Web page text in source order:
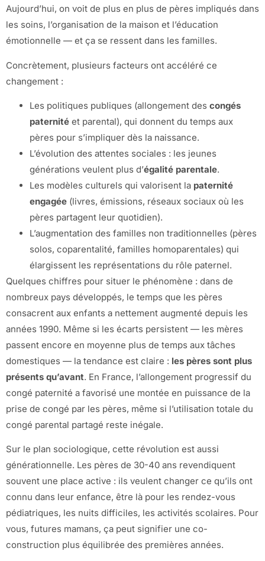
Aujourd’hui, on voit de plus en plus de pères impliqués dans
les soins, l’organisation de la maison et l’éducation
émotionnelle — et ça se ressent dans les familles.
Concrètement, plusieurs facteurs ont accéléré ce
changement :
Les politiques publiques (allongement des congés
paternité et parental), qui donnent du temps aux
pères pour s’impliquer dès la naissance.
L’évolution des attentes sociales : les jeunes
générations veulent plus d’égalité parentale.
Les modèles culturels qui valorisent la paternité
engagée (livres, émissions, réseaux sociaux où les
pères partagent leur quotidien).
L’augmentation des familles non traditionnelles (pères
solos, coparentalité, familles homoparentales) qui
élargissent les représentations du rôle paternel.
Quelques chiffres pour situer le phénomène : dans de
nombreux pays développés, le temps que les pères
consacrent aux enfants a nettement augmenté depuis les
années 1990. Même si les écarts persistent — les mères
passent encore en moyenne plus de temps aux tâches
domestiques — la tendance est claire : les pères sont plus
présents qu’avant. En France, l’allongement progressif du
congé paternité a favorisé une montée en puissance de la
prise de congé par les pères, même si l’utilisation totale du
congé parental partagé reste inégale.
Sur le plan sociologique, cette révolution est aussi
générationnelle. Les pères de 30-40 ans revendiquent
souvent une place active : ils veulent changer ce qu’ils ont
connu dans leur enfance, être là pour les rendez-vous
pédiatriques, les nuits difficiles, les activités scolaires. Pour
vous, futures mamans, ça peut signifier une co-
construction plus équilibrée des premières années.